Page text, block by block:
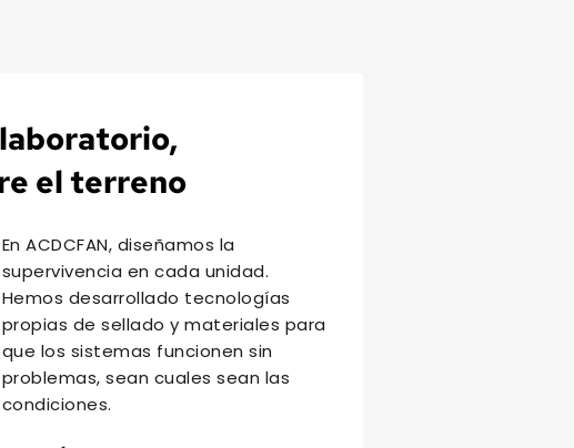
el terreno
En ACDCFAN, diseñamos la
supervivencia en cada unidad.
Hemos desarrollado tecnologías
propias de sellado y materiales para
que los sistemas funcionen sin
problemas, sean cuales sean las
condiciones.